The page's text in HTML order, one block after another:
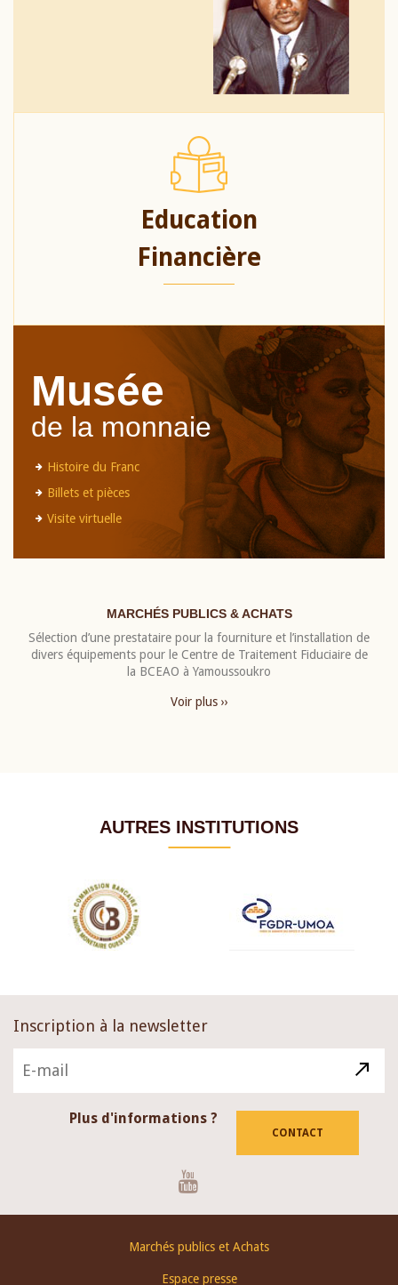
Education
Financière
Musée
de la monnaie
Histoire du Franc
Billets et pièces
Visite virtuelle
MARCHÉS PUBLICS & ACHATS
Sélection d’une prestataire pour la fourniture et l’installation de
divers équipements pour le Centre de Traitement Fiduciaire de
la BCEAO à Yamoussoukro
Voir plus ››
AUTRES INSTITUTIONS
Inscription à la newsletter
Plus d'informations ?
CONTACT
Marchés publics et Achats
Espace presse